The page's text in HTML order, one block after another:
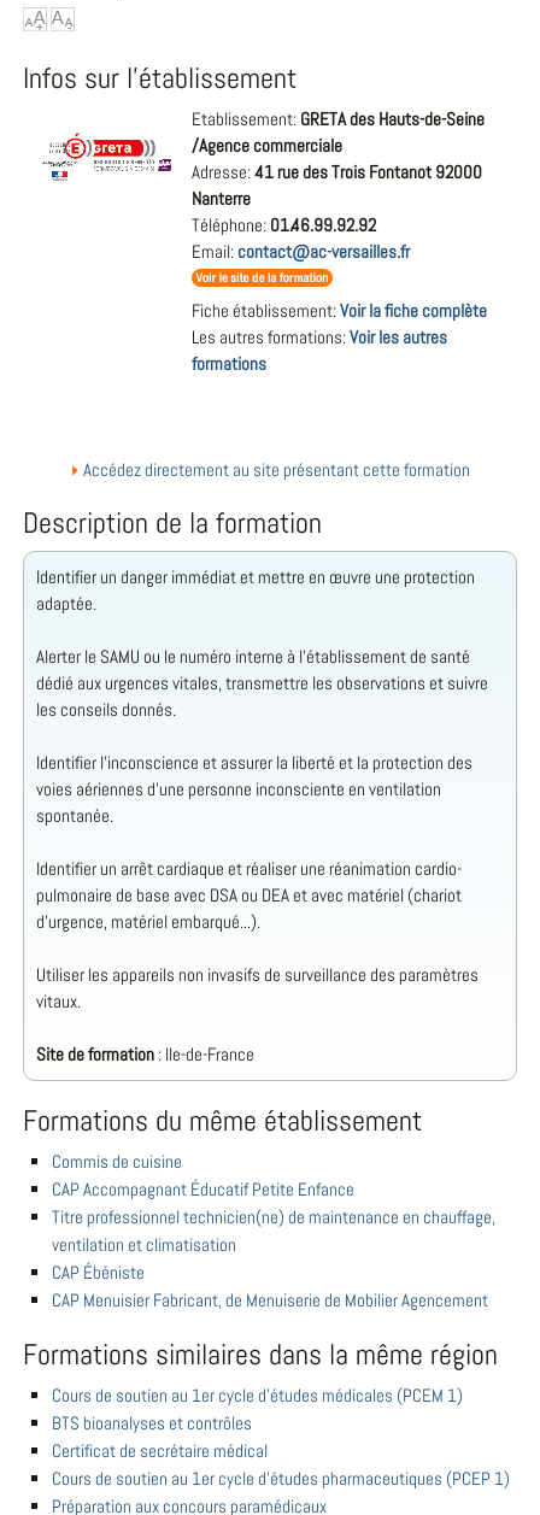
Infos sur l'établissement
Etablissement: GRETA des Hauts-de-Seine
/Agence commerciale
Adresse:41 rue des Trois Fontanot 92000
Nanterre
Téléphone: 01.46.99.92.92
Email: contact@ac-versailles.fr
Fiche établissement:Voir la fiche complète
Les autres formations:Voir les autres
formations
Accédez directement au site présentant cette formation
Description de la formation
Identifier un danger immédiat et mettre en œuvre une protection
adaptée.
Alerter le SAMU ou le numéro interne à l'établissement de santé
dédié aux urgences vitales, transmettre les observations et suivre
les conseils donnés.
Identifier l'inconscience et assurer la liberté et la protection des
voies aériennes d'une personne inconsciente en ventilation
spontanée.
Identifier un arrêt cardiaque et réaliser une réanimation cardio-
pulmonaire de base avec DSA ou DEA et avec matériel (chariot
d'urgence, matériel embarqué...).
Utiliser les appareils non invasifs de surveillance des paramètres
vitaux.
Site de formation : Ile-de-France
Formations du même établissement
Commis de cuisine
CAP Accompagnant Éducatif Petite Enfance
Titre professionnel technicien(ne) de maintenance en chauffage,
ventilation et climatisation
CAP Ébéniste
CAP Menuisier Fabricant, de Menuiserie de Mobilier Agencement
Formations similaires dans la même région
Cours de soutien au 1er cycle d'études médicales (PCEM 1)
BTS bioanalyses et contrôles
Certificat de secrétaire médical
Cours de soutien au 1er cycle d'études pharmaceutiques (PCEP 1)
Préparation aux concours paramédicaux